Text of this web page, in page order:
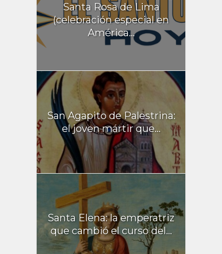
Santa Rosa de Lima
(celebración especial en
América...
San Agapito de Palestrina:
el joven mártir que...
Santa Elena: la emperatriz
que cambió el curso del...